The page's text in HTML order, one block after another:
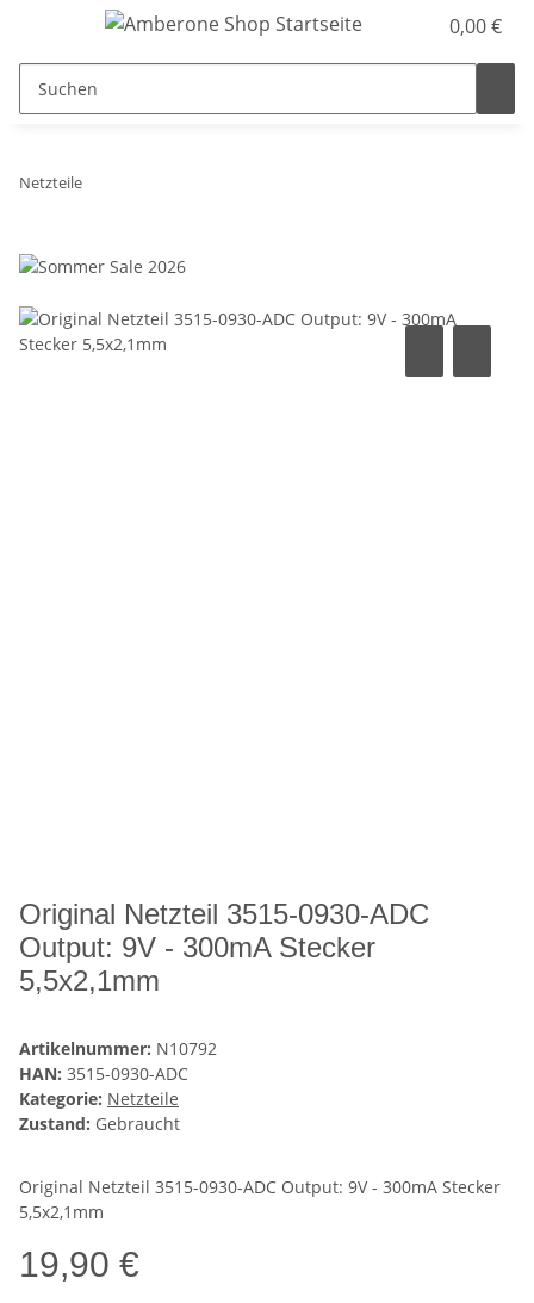
0,00 €
Netzteile
Original Netzteil 3515-0930-ADC
Output: 9V - 300mA Stecker
5,5x2,1mm
Artikelnummer: N10792
HAN: 3515-0930-ADC
Kategorie: Netzteile
Zustand: Gebraucht
Original Netzteil 3515-0930-ADC Output: 9V - 300mA Stecker
5,5x2,1mm
19,90 €